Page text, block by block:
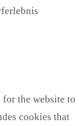
for the website to
cookies that